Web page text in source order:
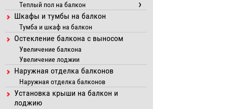
Теплый пол на балкон
Шкафы и тумбы на балкон
Тумба и шкаф на балкон
Остекление балкона с выносом
Увеличение балкона
Увеличение лоджии
Наружная отделка балконов
Наружная отделка балконов
Установка крыши на балкон и
лоджию